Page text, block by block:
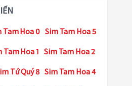
Tam Hoa 0 Sim Tam Hoa 5
Tam Hoa 1 Sim Tam Hoa 2
Tứ Quý 8 Sim Tam Hoa 4